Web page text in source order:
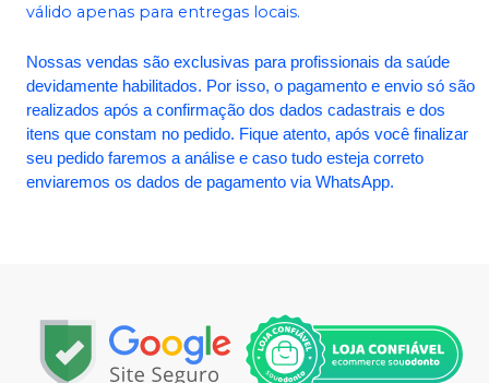
válido apenas para entregas locais.
Nossas vendas são exclusivas para profissionais da saúde
devidamente habilitados. Por isso, o pagamento e envio só são
realizados após a confirmação dos dados cadastrais e dos
itens que constam no pedido. Fique atento, após você finalizar
seu pedido faremos a análise e caso tudo esteja correto
enviaremos os dados de pagamento via WhatsApp.